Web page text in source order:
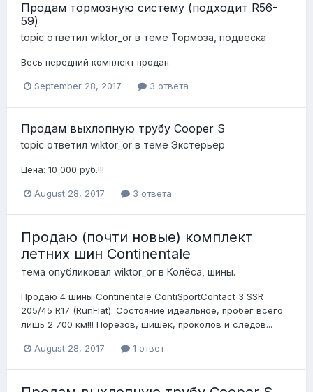
Продам тормозную систему (подходит R56-
59)
topic ответил wiktor_or в теме Тормоза, подвеска
Весь передний комплект продан.
September 28, 2017 3 ответа
Продам выхлопную трубу Cooper S
topic ответил wiktor_or в теме Экстерьер
Цена: 10 000 руб.!!!
August 28, 2017 3 ответа
Продаю (почти новые) комплект
летних шин Continentale
тема опубликовал wiktor_or в Колёса, шины.
Продаю 4 шины Continentale ContiSportContact 3 SSR
205/45 R17 (RunFlat). Состояние идеальное, пробег всего
лишь 2 700 км!!! Порезов, шишек, проколов и следов...
August 28, 2017 1 ответ